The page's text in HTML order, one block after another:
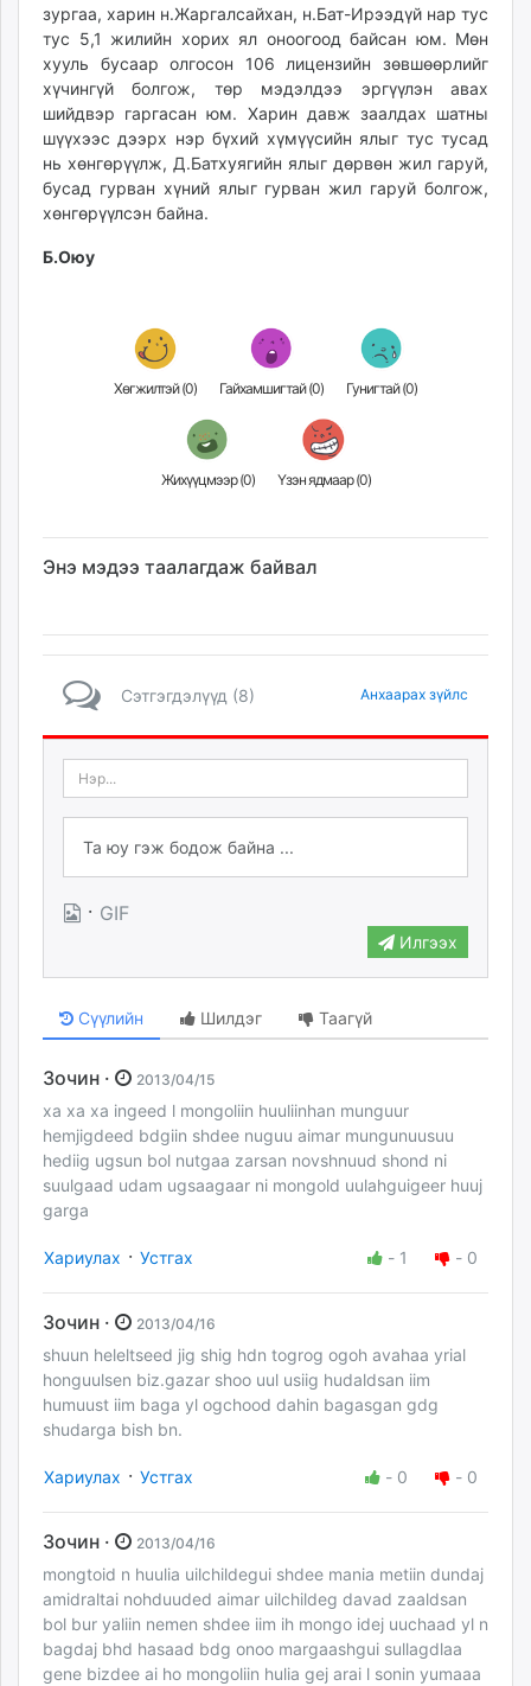
ugluu.mn
urlag.mn
unen.mn
asu.mn
shudarga.mn
shuurhai.mn
unuudur.mn
isee.mn
mglradio.com
tac.mn
unread.today
зургаа, харин н.Жаргалсайхан, н.Бат-Ирээдүй нар тус
тус 5,1 жилийн хорих ял оноогоод байсан юм. Мөн
хууль бусаар олгосон 106 лицензийн зөвшөөрлийг
хүчингүй болгож, төр мэдэлдээ эргүүлэн авах
шийдвэр гаргасан юм. Харин давж заалдах шатны
шүүхээс дээрх нэр бүхий хүмүүсийн ялыг тус тусад
нь хөнгөрүүлж, Д.Батхуягийн ялыг дөрвөн жил гаруй,
бусад гурван хүний ялыг гурван жил гаруй болгож,
хөнгөрүүлсэн байна.
Б.Оюу
Хөгжилтэй (0) Гайхамшигтай (0) Гунигтай (0)
Жихүүцмээр (0) Үзэн ядмаар (0)
Энэ мэдээ таалагдаж байвал
Сэтгэгдэлүүд (8) Анхаарах зүйлс
· GIF
Илгээх
Сүүлийн Шилдэг Таагүй
Зочин · 2013/04/15
xa xa xa ingeed l mongoliin huuliinhan munguur
hemjigdeed bdgiin shdee nuguu aimar mungunuusuu
hediig ugsun bol nutgaa zarsan novshnuud shond ni
suulgaad udam ugsaagaar ni mongold uulahguigeer huuj
garga
Хариулах · Устгах - 1 - 0
Зочин · 2013/04/16
shuun heleltseed jig shig hdn togrog ogoh avahaa yrial
honguulsen biz.gazar shoo uul usiig hudaldsan iim
humuust iim baga yl ogchood dahin bagasgan gdg
shudarga bish bn.
Хариулах · Устгах - 0 - 0
Зочин · 2013/04/16
mongtoid n huulia uilchildegui shdee mania metiin dundaj
amidraltai nohduuded aimar uilchildeg davad zaaldsan
bol bur yaliin nemen shdee iim ih mongo idej uuchaad yl n
bagdaj bhd hasaad bdg onoo margaashgui sullagdlaa
gene bizdee ai ho mongoliin hulia gej arai l sonin yumaaa